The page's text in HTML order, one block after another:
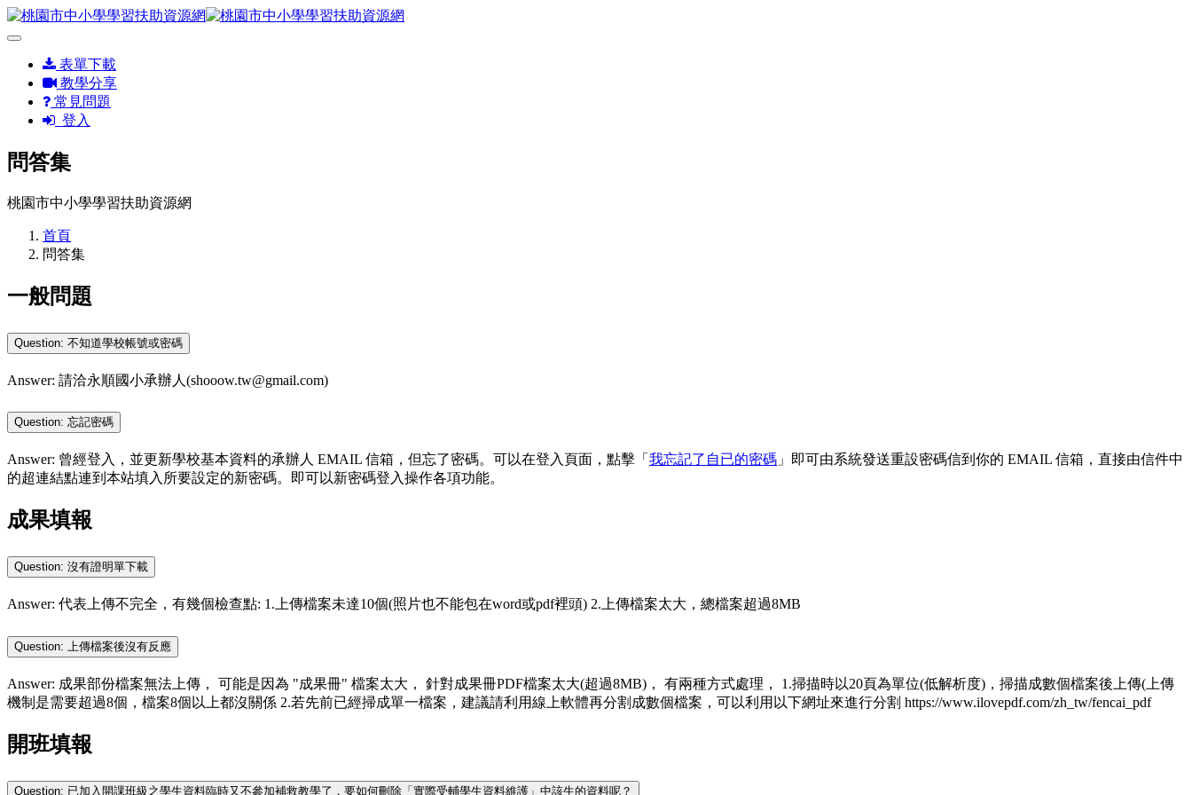
表單下載
教學分享
常見問題
登入
問答集
桃園市中小學學習扶助資源網
首頁
問答集
一般問題
Question: 不知道學校帳號或密碼
Answer: 請洽永順國小承辦人(shooow.tw@gmail.com)
Question: 忘記密碼
Answer: 曾經登入，並更新學校基本資料的承辦人 EMAIL 信箱，但忘了密碼。可以在登入頁面，點擊「 我忘記了自已的密碼 」即可由系統發送重設密碼信到你的 EMAIL 信箱，直接由信件中
的超連結點連到本站填入所要設定的新密碼。即可以新密碼登入操作各項功能。
成果填報
Question: 沒有證明單下載
Answer: 代表上傳不完全，有幾個檢查點: 1.上傳檔案未達10個(照片也不能包在word或pdf裡頭) 2.上傳檔案太大，總檔案超過8MB
Question: 上傳檔案後沒有反應
Answer: 成果部份檔案無法上傳， 可能是因為 "成果冊" 檔案太大， 針對成果冊PDF檔案太大(超過8MB)， 有兩種方式處理， 1.掃描時以20頁為單位(低解析度)，掃描成數個檔案後上傳(上傳
機制是需要超過8個，檔案8個以上都沒關係 2.若先前已經掃成單一檔案，建議請利用線上軟體再分割成數個檔案，可以利用以下網址來進行分割 https://www.ilovepdf.com/zh_tw/fencai_pdf
開班填報
Question: 已加入開課班級之學生資料臨時又不參加補救教學了，要如何刪除「實際受輔學生資料維護」中該生的資料呢？